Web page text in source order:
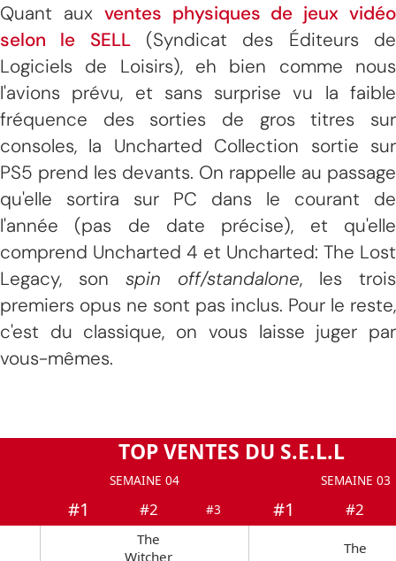
Quant aux ventes physiques de jeux vidéo
selon le SELL(Syndicat des Éditeurs de
Logiciels de Loisirs), eh bien comme nous
l'avions prévu, et sans surprise vu la faible
fréquence des sorties de gros titres sur
consoles, la Uncharted Collection sortie sur
PS5 prend les devants. On rappelle au passage
qu'elle sortira sur PC dans le courant de
l'année (pas de date précise), et qu'elle
comprend Uncharted 4 et Uncharted: The Lost
Legacy, son spin off/standalone, les trois
premiers opus ne sont pas inclus. Pour le reste,
c'est du classique, on vous laisse juger par
vous-mêmes.
TOP VENTES DU S.E.L.L
SEMAINE 04 SEMAINE 03
#1 #2 #3 #1 #2
The
Witcher
The